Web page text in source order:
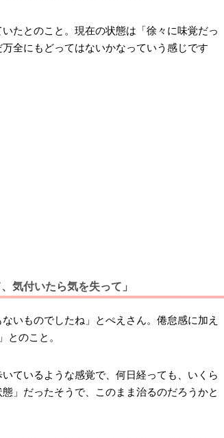
たとのこと。現在の状態は「徐々に味覚だっ
全にもどってはないかなっていう感じです
気付いたら気を失って」
いものでしたね」とぺえさん。倦怠感に加え
とのこと。
ているような感覚で、何日経っても、いくら
」だったそうで、このまま治るのだろうかと